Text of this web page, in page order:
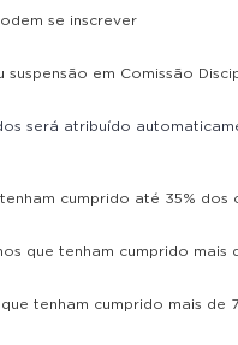
se inscrever
em Comissão
será atribuído
cumprido até 35% dos
que tenham cumprido
tenham cumprido mais de